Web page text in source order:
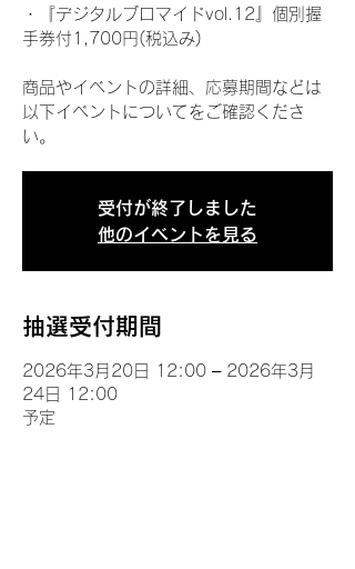
・『デジタルブロマイドvol.12』個別握
手券付1,700円(税込み)
商品やイベントの詳細、応募期間などは
以下イベントについてをご確認くださ
い。
受付が終了しました
他のイベントを見る
抽選受付期間
2026年3月20日 12:00 – 2026年3月
24日 12:00
予定